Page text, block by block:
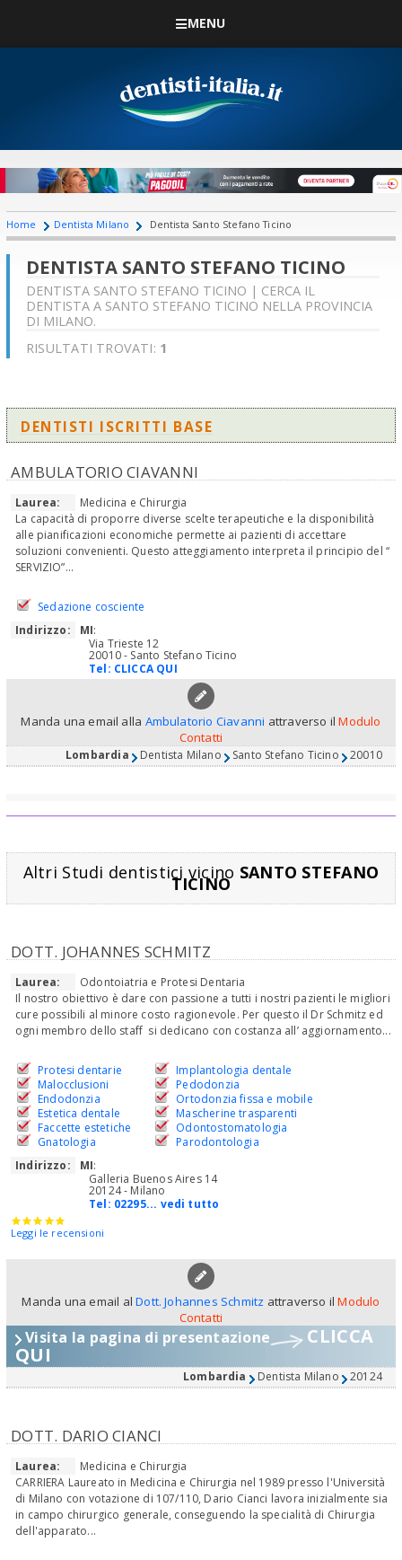
MENU
Home Dentista Milano Dentista Santo Stefano Ticino
DENTISTA SANTO STEFANO TICINO
DENTISTA SANTO STEFANO TICINO | CERCA IL
DENTISTA A SANTO STEFANO TICINO NELLA PROVINCIA
DI MILANO.
RISULTATI TROVATI: 1
DENTISTI ISCRITTI BASE
AMBULATORIO CIAVANNI
Laurea:
Medicina e Chirurgia
La capacità di proporre diverse scelte terapeutiche e la disponibilità
alle pianificazioni economiche permette ai pazienti di accettare
soluzioni convenienti. Questo atteggiamento interpreta il principio del “
SERVIZIO”...
Sedazione cosciente
Indirizzo:
MI:
Via Trieste 12
20010 - Santo Stefano Ticino
Tel: CLICCA QUI
Manda una email alla Ambulatorio Ciavanni attraverso ilModulo
Contatti
Lombardia Dentista Milano Santo Stefano Ticino 20010
Altri Studi dentistici vicino SANTO STEFANO
TICINO
DOTT. JOHANNES SCHMITZ
Laurea:
Odontoiatria e Protesi Dentaria
Il nostro obiettivo è dare con passione a tutti i nostri pazienti le migliori
cure possibili al minore costo ragionevole. Per questo il Dr Schmitz ed
ogni membro dello staff si dedicano con costanza all’ aggiornamento...
Protesi dentarie
Malocclusioni
Endodonzia
Estetica dentale
Faccette estetiche
Gnatologia
Implantologia dentale
Pedodonzia
Ortodonzia fissa e mobile
Mascherine trasparenti
Odontostomatologia
Parodontologia
Indirizzo:
MI:
Galleria Buenos Aires 14
20124 - Milano
Tel: 02295... vedi tutto
Leggi le recensioni
Manda una email alDott. Johannes Schmitz attraverso ilModulo
Contatti
Visita la pagina di presentazione CLICCA
QUI
Lombardia Dentista Milano 20124
DOTT. DARIO CIANCI
Laurea:
Medicina e Chirurgia
CARRIERA Laureato in Medicina e Chirurgia nel 1989 presso l'Università
di Milano con votazione di 107/110, Dario Cianci lavora inizialmente sia
in campo chirurgico generale, conseguendo la specialità di Chirurgia
dell'apparato...